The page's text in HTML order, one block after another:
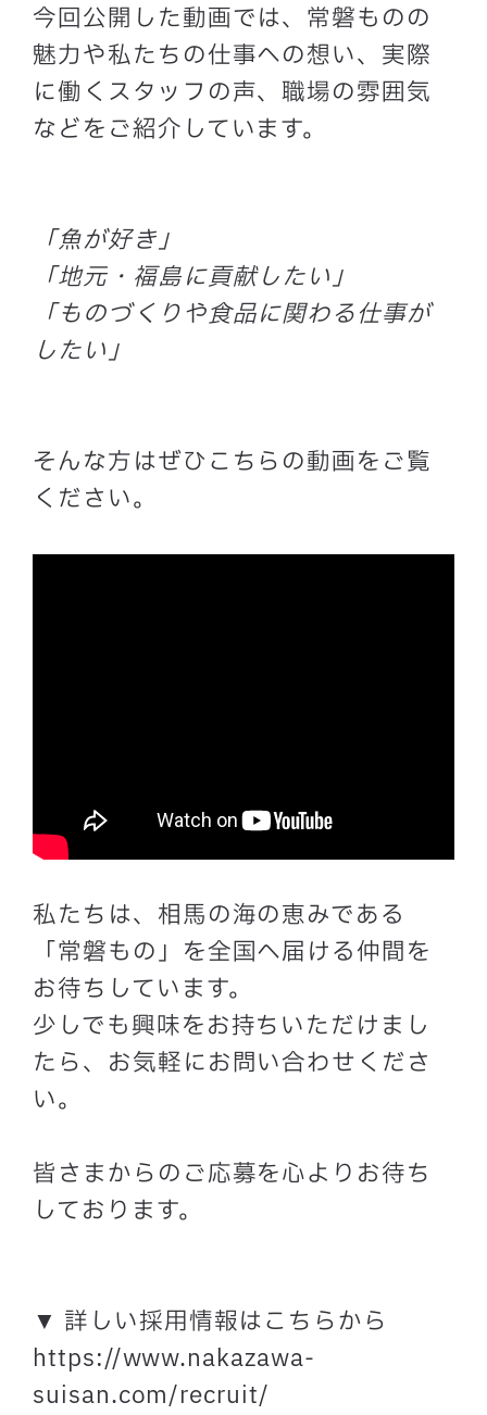
今回公開した動画では、常磐ものの
魅力や私たちの仕事への想い、実際
に働くスタッフの声、職場の雰囲気
などをご紹介しています。
「魚が好き」
「地元・福島に貢献したい」
「ものづくりや食品に関わる仕事が
したい」
そんな方はぜひこちらの動画をご覧
ください。
私たちは、相馬の海の恵みである
「常磐もの」を全国へ届ける仲間を
お待ちしています。
少しでも興味をお持ちいただけまし
たら、お気軽にお問い合わせくださ
い。
皆さまからのご応募を心よりお待ち
しております。
▼ 詳しい採用情報はこちらから
https://www.nakazawa-
suisan.com/recruit/